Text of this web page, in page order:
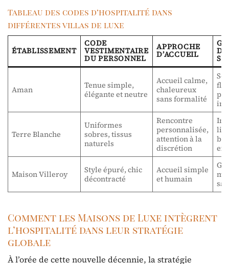
Tableau des codes d’hospitalité dans
différentes villas de luxe
ÉTABLISSEMENT
CODE
VESTIMENTAIRE
DU PERSONNEL
APPROCHE
D’ACCUEIL DE
Aman
Tenue simple,
élégante et neutre
Accueil calme,
chaleureux
sans formalité
Terre Blanche
Uniformes
sobres, tissus
naturels
Rencontre
personnalisée,
attention à la
discrétion
Maison Villeroy
Style épuré, chic
décontracté
Accueil simple
et humain
Comment les Maisons de Luxe intègrent
l’hospitalité dans leur stratégie
globale
À l’orée de cette nouvelle décennie, la stratégie